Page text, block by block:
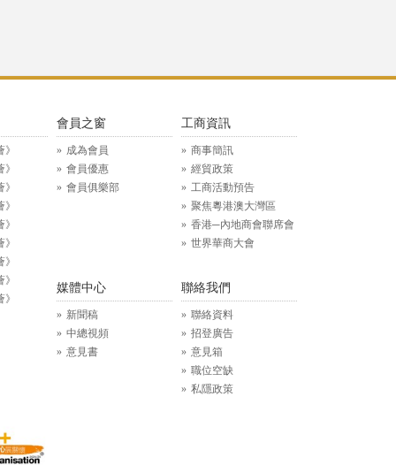
會員之窗
成為會員
會員優惠
會員俱樂部
工商資訊
商事簡訊
經貿政策
工商活動預告
聚焦粵港澳大灣區
香港─內地商會聯席會
世界華商大會
媒體中心
新聞稿
中總視頻
意見書
聯絡我們
聯絡資料
招登廣告
意見箱
職位空缺
私隱政策